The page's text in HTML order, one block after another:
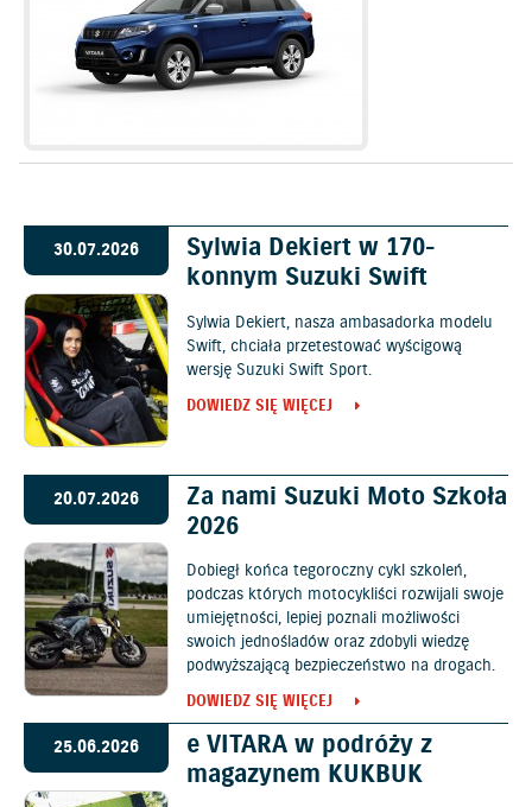
30.07.2026
Sylwia Dekiert w 170-
konnym Suzuki Swift
Sylwia Dekiert, nasza ambasadorka modelu
Swift, chciała przetestować wyścigową
wersję Suzuki Swift Sport.
DOWIEDZ SIĘ WIĘCEJ
20.07.2026
Za nami Suzuki Moto Szkoła
2026
Dobiegł końca tegoroczny cykl szkoleń,
podczas których motocykliści rozwijali swoje
umiejętności, lepiej poznali możliwości
swoich jednośladów oraz zdobyli wiedzę
podwyższającą bezpieczeństwo na drogach.
DOWIEDZ SIĘ WIĘCEJ
25.06.2026
e VITARA w podróży z
magazynem KUKBUK